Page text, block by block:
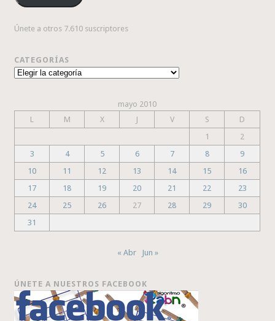
Únete a otros 7.610 suscriptores
CATEGORÍAS
Categorías
mayo 2010
L
M X J V S
D
1
2
3
4 5 6 7 8
9
10
11 12 13 14 15
16
17
18 19 20 21 22
23
24
25 26 27 28 29
30
31
« Abr Jun »
ÚNETE A NUESTROS FACEBOOK